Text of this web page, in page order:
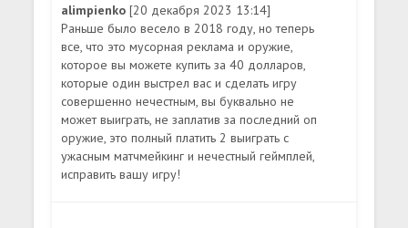
alimpienko[20 декабря 2023 13:14]
Раньше было весело в 2018 году, но теперь
все, что это мусорная реклама и оружие,
которое вы можете купить за 40 долларов,
которые один выстрел вас и сделать игру
совершенно нечестным, вы буквально не
может выиграть, не заплатив за последний оп
оружие, это полный платить 2 выиграть с
ужасным матчмейкинг и нечестный геймплей,
исправить вашу игру!